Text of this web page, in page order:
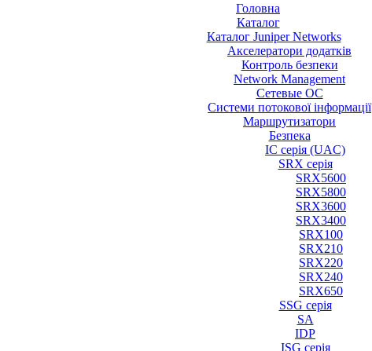
Головна
Каталог
Каталог Juniper Networks
Акселератори додатків
Контроль безпеки
Network Management
Сетевые ОС
Системи потокової інформації
Маршрутизатори
Безпека
IC серія (UAC)
SRX серія
SRX5600
SRX5800
SRX3600
SRX3400
SRX100
SRX210
SRX220
SRX240
SRX650
SSG серія
SA
IDP
ISG серія